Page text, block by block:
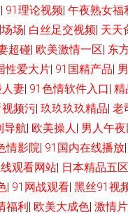
少妇精彩一区二区 欧美色一区
久绯色 91成人视频18 香蕉在线
丁香社区 国产91在线视频 超碰
p 成人永久免费观看 91黄色仓
人人操91 草莓视频黄免费 狼友
| 91理论视频| 午夜熟女福
场| 白丝足交视频| 天天
超碰| 欧美激情一区| 东
性爱大片| 91国精产品|
妻| 91色情软件入口| 精
频污| 玖玖玖玖精品| 老
导航| 欧美操人| 男人午
情影院| 91国内在线播放|
观看网站| 日本精品五区
| 91网战观看| 黑丝91视
福利| 欧美大成色| 激情